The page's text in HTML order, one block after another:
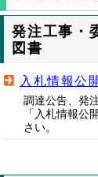
発注工事・
図書
入札情報公
調達公告、発
「入札情報公
さい。